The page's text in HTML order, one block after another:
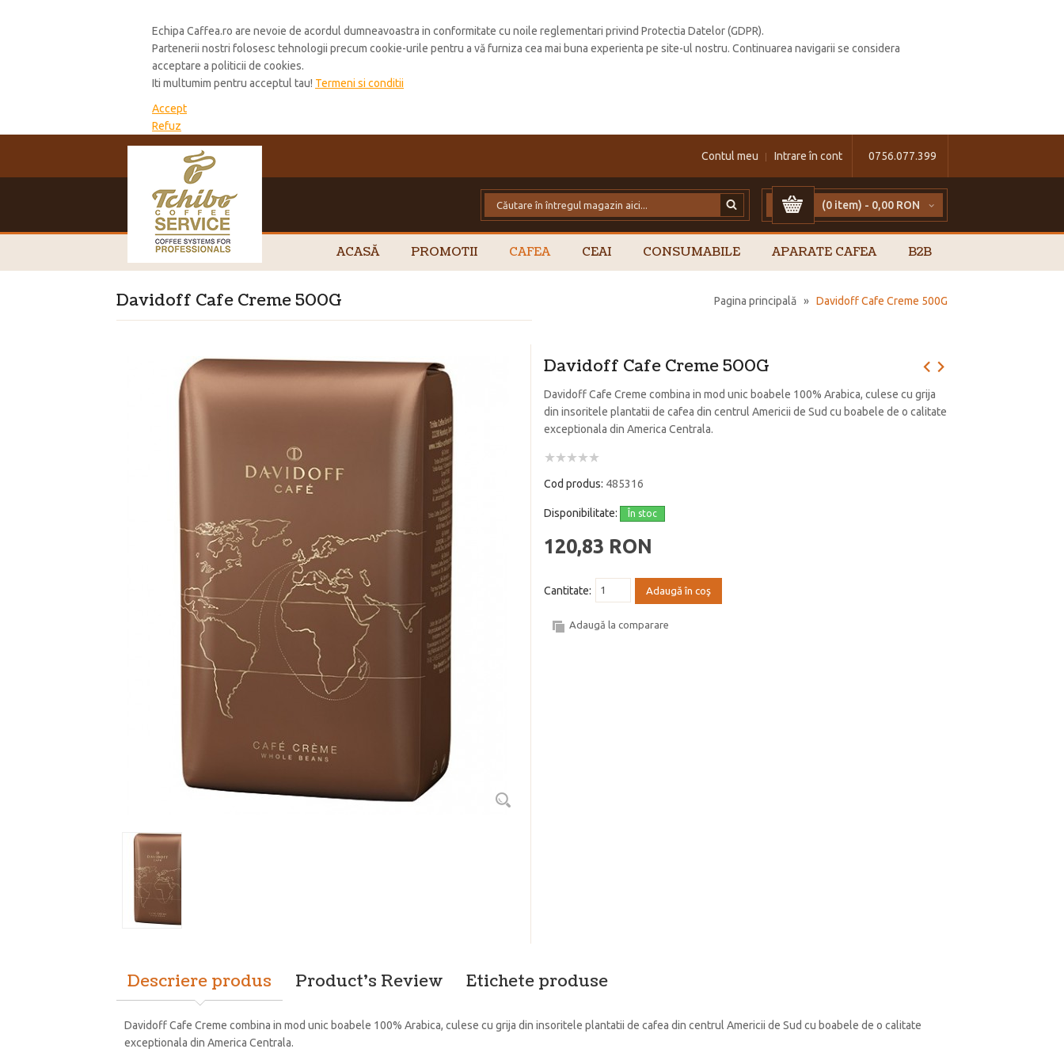
Echipa Caffea.ro are nevoie de acordul dumneavoastra in conformitate cu noile reglementari privind Protectia Datelor (GDPR).
Partenerii nostri folosesc tehnologii precum cookie-urile pentru a vă furniza cea mai buna experienta pe site-ul nostru. Continuarea navigarii se considera
acceptare a politicii de cookies.
Iti multumim pentru acceptul tau! Termeni si conditii
Accept
Refuz
0756.077.399
Contul meu Intrare în cont
(0 item) - 0,00 RON
ACASĂ PROMOTII CAFEA CEAI CONSUMABILE APARATE CAFEA B2B
Pagina principală » Davidoff Cafe Creme 500G
Davidoff Cafe Creme 500G
Davidoff Cafe Creme 500G
Davidoff Cafe Creme combina in mod unic boabele 100% Arabica, culese cu grija
din insoritele plantatii de cafea din centrul Americii de Sud cu boabele de o calitate
exceptionala din America Centrala.
Cod produs: 485316
Disponibilitate: În stoc
120,83 RON
Cantitate: Adaugă în coş
Adaugă la comparare
Descriere produs Product's Review Etichete produse
Davidoff Cafe Creme combina in mod unic boabele 100% Arabica, culese cu grija din insoritele plantatii de cafea din centrul Americii de Sud cu boabele de o calitate
exceptionala din America Centrala.